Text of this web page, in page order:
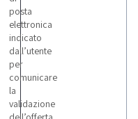
posta
elettronica
indicato
dall’utente
per
comunicare
la
validazione